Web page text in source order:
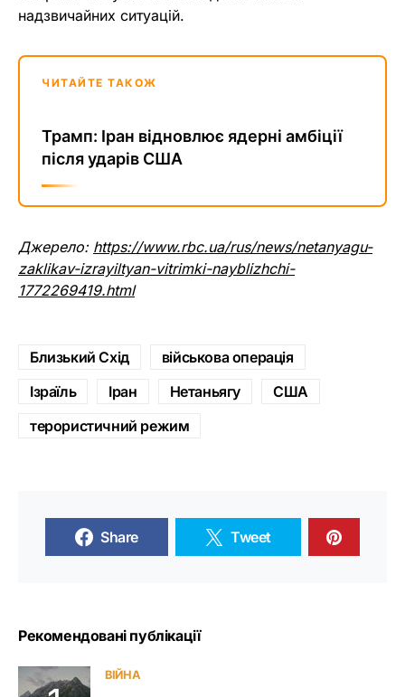
надзвичайних ситуацій.
ЧИТАЙТЕ ТАКОЖ
Трамп: Іран відновлює ядерні амбіції
після ударів США
Джерело: https://www.rbc.ua/rus/news/netanyagu-
zaklikav-izrayiltyan-vitrimki-nayblizhchi-
1772269419.html
Близький Схід
військова операція
Ізраїль
Іран Нетаньягу
США
терористичний режим
Share Tweet
Рекомендовані публікації
ВІЙНА